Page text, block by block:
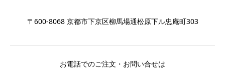
〒600-8068 京都市下京区柳馬場通松原下ル忠庵町303
お電話でのご注文・お問い合せは